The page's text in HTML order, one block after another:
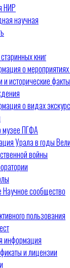
НИР
научная
книг
о
и исторические
о видах
ПГФА
Урала в годы
войны
сообщество
пользования
информация
и лицензии